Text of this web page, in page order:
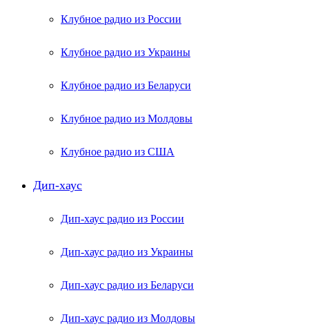
Клубное радио из России
Клубное радио из Украины
Клубное радио из Беларуси
Клубное радио из Молдовы
Клубное радио из США
Дип-хаус
Дип-хаус радио из России
Дип-хаус радио из Украины
Дип-хаус радио из Беларуси
Дип-хаус радио из Молдовы